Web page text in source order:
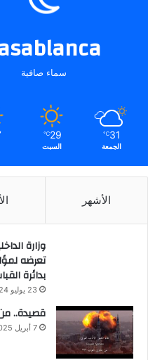
سماء صافية
31
℃
الجمعة
29
℃
السبت
الأشهر
وزارة
تعرضه
بدائرة
23 يوليو 2024
قصيدة..
7 أبريل 2025